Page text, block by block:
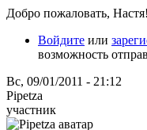
Добро пожаловать, Настя!
Войдите или
возможность
Вс, 09/01/2011 - 21:12
Pipetza
участник